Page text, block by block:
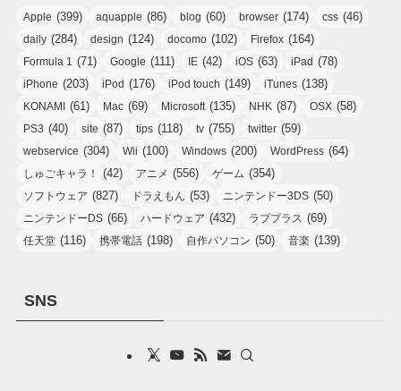
Apple (399) aquapple (86) blog (60) browser (174) css (46)
daily (284) design (124) docomo (102) Firefox (164)
Formula 1 (71) Google (111) IE (42) iOS (63) iPad (78)
iPhone (203) iPod (176) iPod touch (149) iTunes (138)
KONAMI (61) Mac (69) Microsoft (135) NHK (87) OSX (58)
PS3 (40) site (87) tips (118) tv (755) twitter (59)
webservice (304) Wii (100) Windows (200) WordPress (64)
しゅごキャラ！ (42) アニメ (556) ゲーム (354)
ソフトウェア (827) ドラえもん (53) ニンテンドー3DS (50)
ニンテンドーDS (66) ハードウェア (432) ラブプラス (69)
任天堂 (116) 携帯電話 (198) 自作パソコン (50) 音楽 (139)
SNS